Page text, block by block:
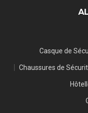
Casque de
Chaussures de